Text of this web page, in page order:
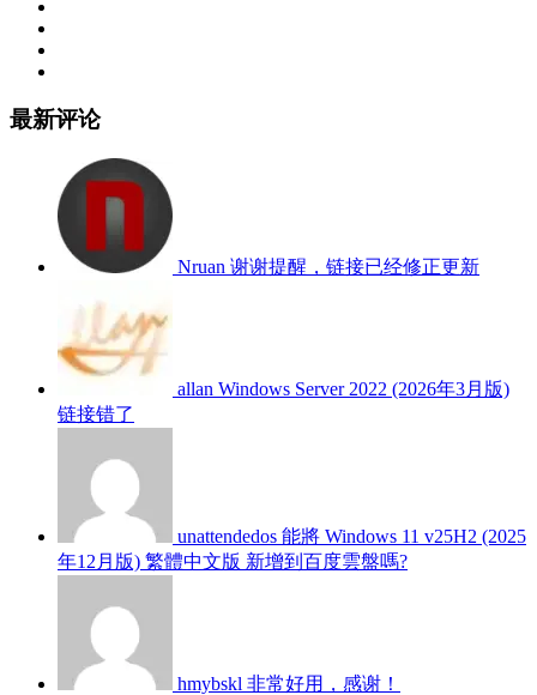
最新评论
Nruan 谢谢提醒，链接已经修正更新
allan Windows Server 2022 (2026年3月版)
链接错了
unattendedos 能將 Windows 11 v25H2 (2025
年12月版) 繁體中文版 新增到百度雲盤嗎?
hmybskl 非常好用，感谢！